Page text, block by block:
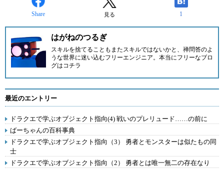
Share 見る 1
はがねのつるぎ
スキルを捨てることもまたスキルではないかと、禅問答のよ
うな世界に迷い込むフリーエンジニア。 本当にフリーなブロ
グはコチラ
最近のエントリー
ドラクエで学ぶオブジェクト指向(4) 戦いのプレリュード……の前に
ばーちゃんの百科事典
ドラクエで学ぶオブジェクト指向（3） 勇者とモンスターは似たもの同
士
ドラクエで学ぶオブジェクト指向（2） 勇者とは唯一無二の存在なり